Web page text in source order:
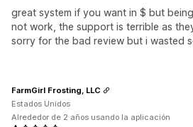
great system if you want in $ but
not work, the support is terrible as
sorry for the bad review but i wasted
FarmGirl Frosting, LLC
Estados Unidos
Alrededor de 2 años usando la aplicación